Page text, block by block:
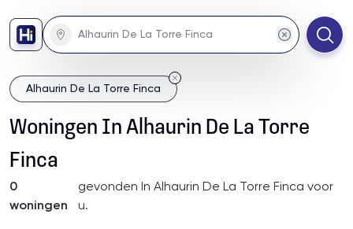
Alhaurin De La Torre Finca
Woningen In Alhaurin De La Torre
Finca
0
woningen
gevonden In Alhaurin De La Torre Finca voor
u.